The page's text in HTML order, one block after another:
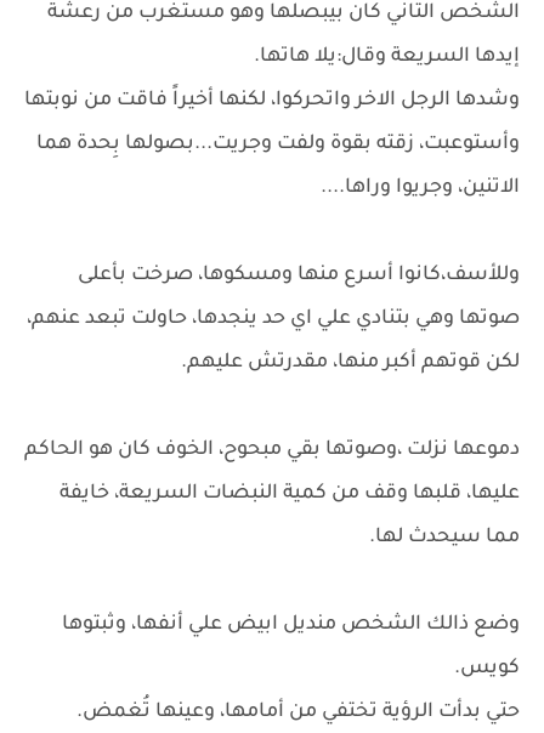
الشخص التاني كان بيبصلها وهو مستغرب من رعشة
إيدها السريعة وقال:يلا هاتها.
وشدها الرجل الاخر واتحركوا، لكنها أخيراً فاقت من نوبتها
وأستوعبت، زقته بقوة ولفت وجريت...بصولها بِحدة هما
الاتنين، وجريوا وراها....
وللأسف،كانوا أسرع منها ومسكوها، صرخت بأعلى
صوتها وهي بتنادي علي اي حد ينجدها، حاولت تبعد عنهم،
لكن قوتهم أكبر منها، مقدرتش عليهم.
دموعها نزلت ،وصوتها بقي مبحوح، الخوف كان هو الحاكم
عليها، قلبها وقف من كمية النبضات السريعة، خايفة
مما سيحدث لها.
وضع ذالك الشخص منديل ابيض علي أنفها، وثبتوها
كويس.
حتي بدأت الرؤية تختفي من أمامها، وعينها تُغمض.